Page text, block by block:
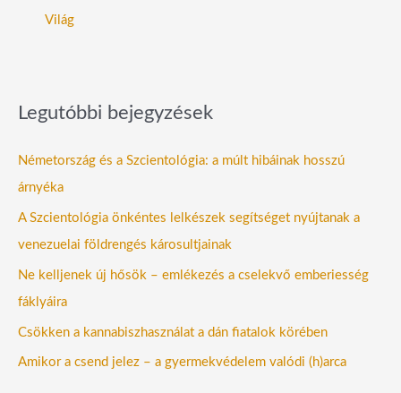
Világ
Legutóbbi bejegyzések
Németország és a Szcientológia: a múlt hibáinak hosszú
árnyéka
A Szcientológia önkéntes lelkészek segítséget nyújtanak a
venezuelai földrengés károsultjainak
Ne kelljenek új hősök – emlékezés a cselekvő emberiesség
fáklyáira
Csökken a kannabiszhasználat a dán fiatalok körében
Amikor a csend jelez – a gyermekvédelem valódi (h)arca